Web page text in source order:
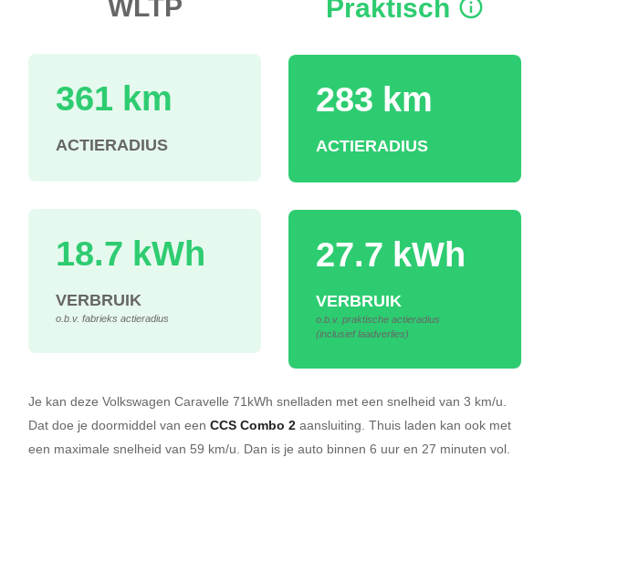
361 km
ACTIERADIUS
18.7 kWh
VERBRUIK
o.b.v. fabrieks actieradius
Praktisch
283 km
ACTIERADIUS
27.7 kWh
VERBRUIK
o.b.v. praktische actieradius
(inclusief laadverlies)
Je kan deze Volkswagen Caravelle 71kWh snelladen met een snelheid van 3 km/u.
Dat doe je doormiddel van een CCS Combo 2 aansluiting. Thuis laden kan ook met
een maximale snelheid van 59 km/u. Dan is je auto binnen 6 uur en 27 minuten vol.